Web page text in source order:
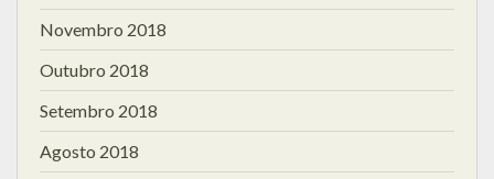
Novembro 2018
Outubro 2018
Setembro 2018
Agosto 2018